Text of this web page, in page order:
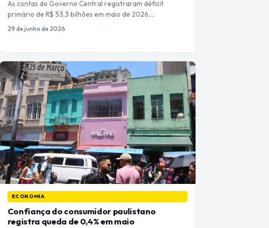
As contas do Governo Central registraram déficit
primário de R$ 53,3 bilhões em maio de 2026,…
29 de junho de 2026
ECONOMIA
Confiança do consumidor paulistano
registra queda de 0,4% em maio